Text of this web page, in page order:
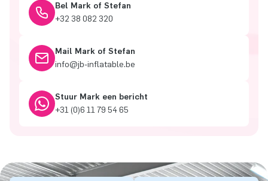
Bel Mark of Stefan
+32 38 082 320
Mail Mark of Stefan
info@jb-inflatable.be
Stuur Mark een bericht
+31 (0)6 11 79 54 65